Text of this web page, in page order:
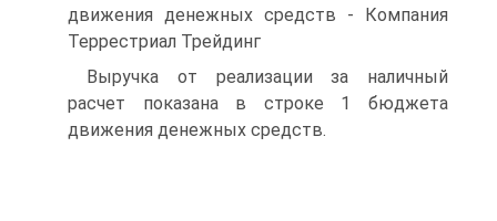
движения денежных средств - Компания
Террестриал Трейдинг
Выручка от реализации за наличный
расчет показана в строке 1 бюджета
движения денежных средств.